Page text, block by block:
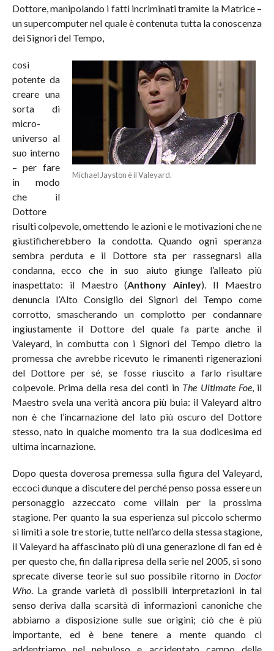
Dottore, manipolando i fatti incriminati tramite la Matrice –
un supercomputer nel quale è contenuta tutta la conoscenza
dei Signori del Tempo,
Michael Jayston è il Valeyard.
così
potente da
creare una
sorta di
micro-
universo al
suo interno
– per fare
in modo
che il
Dottore
risulti colpevole, omettendo le azioni e le motivazioni che ne
giustificherebbero la condotta. Quando ogni speranza
sembra perduta e il Dottore sta per rassegnarsi alla
condanna, ecco che in suo aiuto giunge l’alleato più
inaspettato: il Maestro (Anthony Ainley). Il Maestro
denuncia l’Alto Consiglio dei Signori del Tempo come
corrotto, smascherando un complotto per condannare
ingiustamente il Dottore del quale fa parte anche il
Valeyard, in combutta con i Signori del Tempo dietro la
promessa che avrebbe ricevuto le rimanenti rigenerazioni
del Dottore per sé, se fosse riuscito a farlo risultare
colpevole. Prima della resa dei conti in The Ultimate Foe, il
Maestro svela una verità ancora più buia: il Valeyard altro
non è che l’incarnazione del lato più oscuro del Dottore
stesso, nato in qualche momento tra la sua dodicesima ed
ultima incarnazione.
Dopo questa doverosa premessa sulla figura del Valeyard,
eccoci dunque a discutere del perché penso possa essere un
personaggio azzeccato come villain per la prossima
stagione. Per quanto la sua esperienza sul piccolo schermo
si limiti a sole tre storie, tutte nell’arco della stessa stagione,
il Valeyard ha affascinato più di una generazione di fan ed è
per questo che, fin dalla ripresa della serie nel 2005, si sono
sprecate diverse teorie sul suo possibile ritorno in Doctor
Who. La grande varietà di possibili interpretazioni in tal
senso deriva dalla scarsità di informazioni canoniche che
abbiamo a disposizione sulle sue origini; ciò che è più
importante, ed è bene tenere a mente quando ci